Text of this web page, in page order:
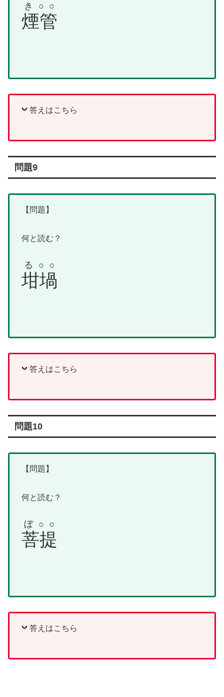
煙管
き○○
答えはこちら
問題9
【問題】
何と読む？
坩堝
る○○
答えはこちら
問題10
【問題】
何と読む？
菩提
ぼ○○
答えはこちら